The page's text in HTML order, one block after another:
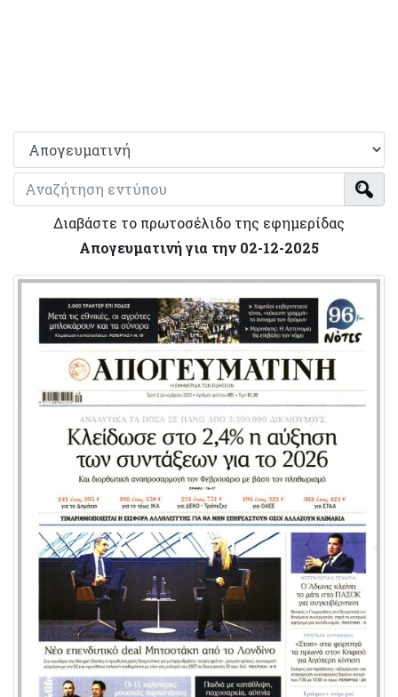
Διαβάστε το πρωτοσέλιδο της εφημερίδας
Απογευματινή για την 02-12-2025